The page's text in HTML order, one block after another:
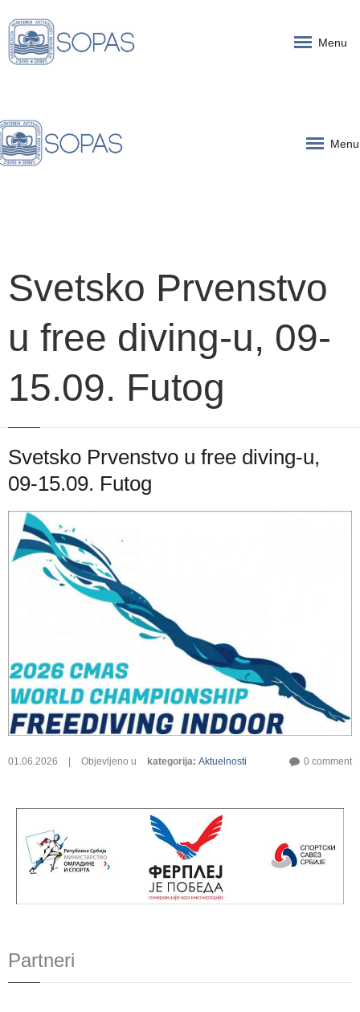
Menu
Menu
Svetsko Prvenstvo
u free diving-u, 09-
15.09. Futog
Svetsko Prvenstvo u free diving-u,
09-15.09. Futog
01.06.2026 Objevljeno u kategorija: Aktuelnosti 0 comment
Partneri